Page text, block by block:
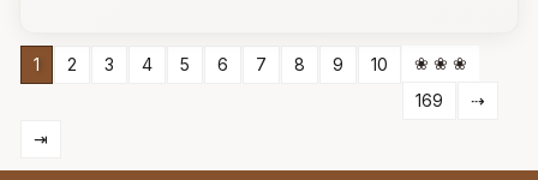
1 2 3 4 5 6 7 8 9 10
❀ ❀ ❀
169
⇢
⇥